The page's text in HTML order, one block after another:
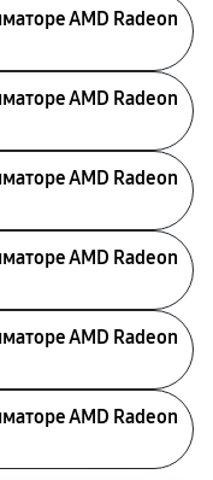
AMD Radeon
AMD Radeon
AMD Radeon
AMD Radeon
AMD Radeon
AMD Radeon